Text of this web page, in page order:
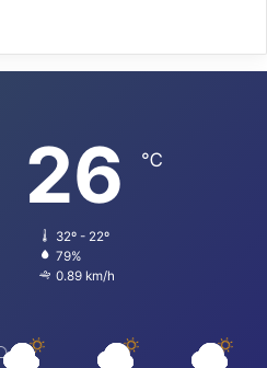
26 ℃
32º - 22º
79%
0.89 km/h